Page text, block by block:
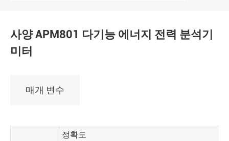
사양 APM801 다기능 에너지 전력 분석기
미터
매개 변수
정확도